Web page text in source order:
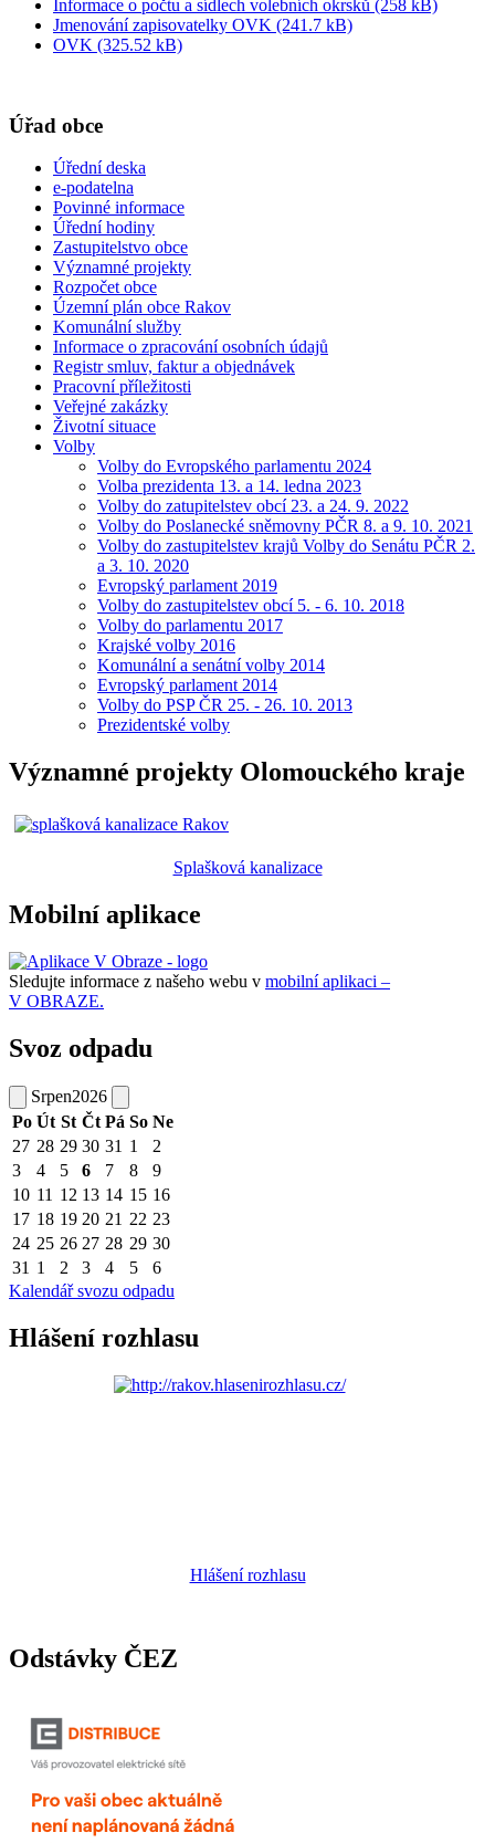
Informace o počtu a sídlech volebních okrsků (258 kB)
Jmenování zapisovatelky OVK (241.7 kB)
OVK (325.52 kB)
Úřad obce
Úřední deska
e-podatelna
Povinné informace
Úřední hodiny
Zastupitelstvo obce
Významné projekty
Rozpočet obce
Územní plán obce Rakov
Komunální služby
Informace o zpracování osobních údajů
Registr smluv, faktur a objednávek
Pracovní příležitosti
Veřejné zakázky
Životní situace
Volby
Volby do Evropského parlamentu 2024
Volba prezidenta 13. a 14. ledna 2023
Volby do zatupitelstev obcí 23. a 24. 9. 2022
Volby do Poslanecké sněmovny PČR 8. a 9. 10. 2021
Volby do zastupitelstev krajů Volby do Senátu PČR 2.
a 3. 10. 2020
Evropský parlament 2019
Volby do zastupitelstev obcí 5. - 6. 10. 2018
Volby do parlamentu 2017
Krajské volby 2016
Komunální a senátní volby 2014
Evropský parlament 2014
Volby do PSP ČR 25. - 26. 10. 2013
Prezidentské volby
Významné projekty Olomouckého kraje
Splašková kanalizace
Mobilní aplikace
Sledujte informace z našeho webu v mobilní aplikaci –
V OBRAZE.
Svoz odpadu
Srpen2026
Po Út St Čt Pá So Ne
27 28 29 30 31 1
2
3
4 5 6 7 8
9
10 11 12 13 14 15 16
17 18 19 20 21 22 23
24 25 26 27 28 29 30
31 1 2 3 4 5
6
Kalendář svozu odpadu
Hlášení rozhlasu
Hlášení rozhlasu
Odstávky ČEZ